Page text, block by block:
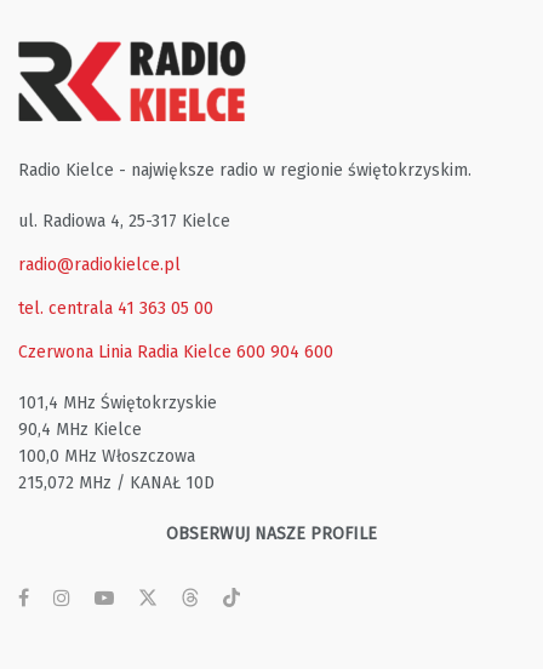
Radio Kielce - największe radio w regionie świętokrzyskim.
ul. Radiowa 4, 25-317 Kielce
radio@radiokielce.pl
tel. centrala 41 363 05 00
Czerwona Linia Radia Kielce 600 904 600
101,4 MHz Świętokrzyskie
90,4 MHz Kielce
100,0 MHz Włoszczowa
215,072 MHz / KANAŁ 10D
OBSERWUJ NASZE PROFILE